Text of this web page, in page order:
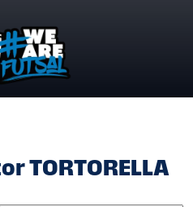
TORTORELLA